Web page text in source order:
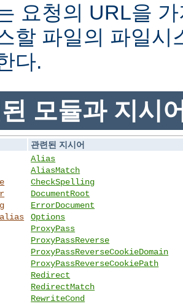
요청의 URL을
할 파일의 파일시
다.
모듈과 지시
관련된 지시어
Alias
AliasMatch
CheckSpelling
DocumentRoot
ErrorDocument
Options
ProxyPass
ProxyPassReverse
ProxyPassReverseCookieDomain
ProxyPassReverseCookiePath
Redirect
RedirectMatch
RewriteCond